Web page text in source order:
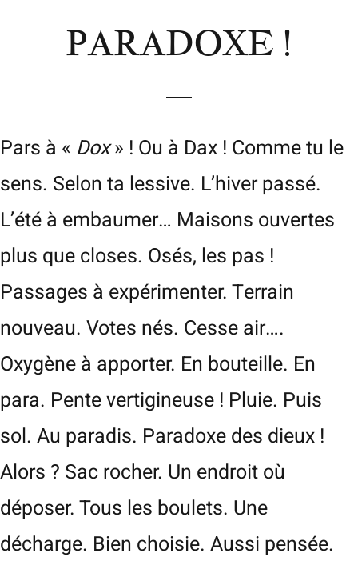
PARADOXE !
Pars à « Dox» ! Ou à Dax ! Comme tu le
sens. Selon ta lessive. L’hiver passé.
L’été à embaumer… Maisons ouvertes
plus que closes. Osés, les pas !
Passages à expérimenter. Terrain
nouveau. Votes nés. Cesse air….
Oxygène à apporter. En bouteille. En
para. Pente vertigineuse ! Pluie. Puis
sol. Au paradis. Paradoxe des dieux !
Alors ? Sac rocher. Un endroit où
déposer. Tous les boulets. Une
décharge. Bien choisie. Aussi pensée.